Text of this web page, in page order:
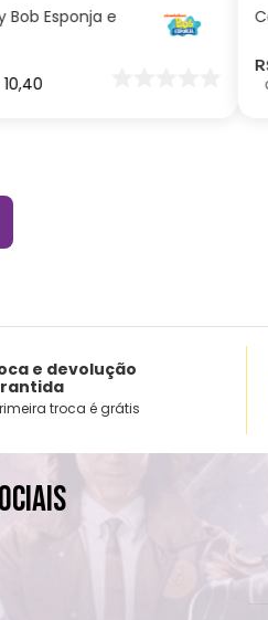
Bob Esponja e
10,40
e devolução
troca é grátis